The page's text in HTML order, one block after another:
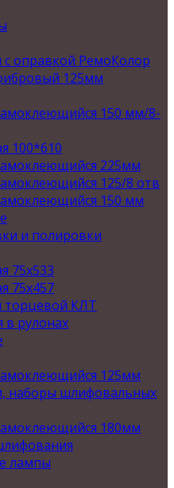
с оправкой РемоКолор
125мм
150 мм/8-
100*610
225мм
125/8 отв
150 мм
и полировки
75х533
75х457
торцевой КЛТ
в рулонах
125мм
наборы шлифовальных
180мм
лампы